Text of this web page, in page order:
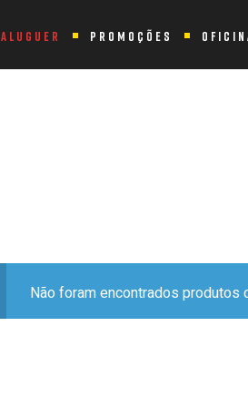
ALUGUER PROMOÇÕES
Não foram encontrados produtos